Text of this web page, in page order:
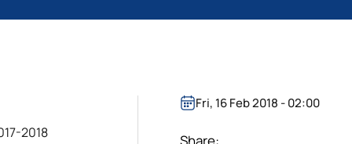
навчання в агра…
забруднення води та…
рівності у …
2018
Fri, 16 Feb 2018 - 02:00